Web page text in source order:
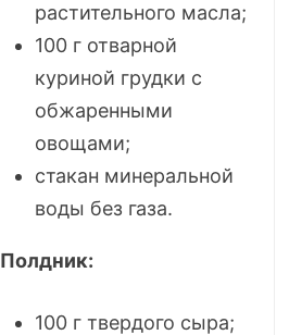
растительного масла;
100 г отварной
куриной грудки с
обжаренными
овощами;
стакан минеральной
воды без газа.
Полдник:
100 г твердого сыра;